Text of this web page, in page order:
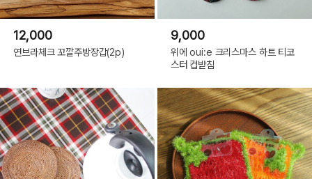
12,000
연브라체크 꼬깔주방장갑(2p)
9,000
위에 oui:e 크리스마스 하트 티코
스터 컵받침